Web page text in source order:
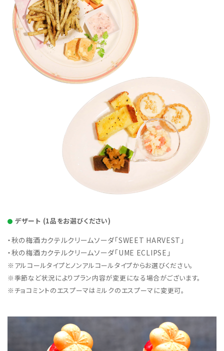
デザート (1品をお選びください)
・秋の梅酒カクテルクリームソーダ「SWEET HARVEST」
・秋の梅酒カクテルクリームソーダ「UME ECLIPSE」
※アルコールタイプとノンアルコールタイプからお選びください。
※季節など状況によりプラン内容が変更になる場合がございます。
※チョコミントのエスプーマはミルクのエスプーマに変更可。